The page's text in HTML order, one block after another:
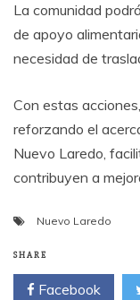
La comunidad
de apoyo
necesidad de
Con estas
reforzando el
Nuevo Laredo,
contribuyen a
Nuevo Laredo
SHARE
Facebook